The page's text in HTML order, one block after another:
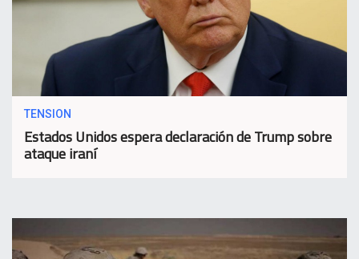
TENSION
Estados Unidos espera declaración de Trump sobre
ataque iraní